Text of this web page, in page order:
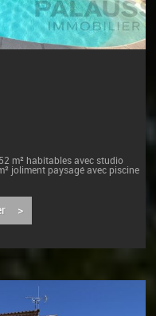
m² habitables avec studio
joliment paysagé avec piscine
>